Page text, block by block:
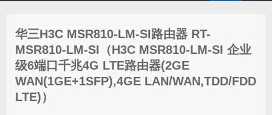
华三H3C MSR810-LM-SI路由器 RT-
MSR810-LM-SI（H3C MSR810-LM-SI 企业
级6端口千兆4G LTE路由器(2GE
WAN(1GE+1SFP),4GE LAN/WAN,TDD/FDD
LTE)）